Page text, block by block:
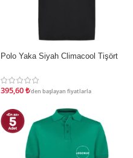
İNDIRIM
Polo Yaka Siyah Climacool Tişört
395,60₺'den başlayan fiyatlarla